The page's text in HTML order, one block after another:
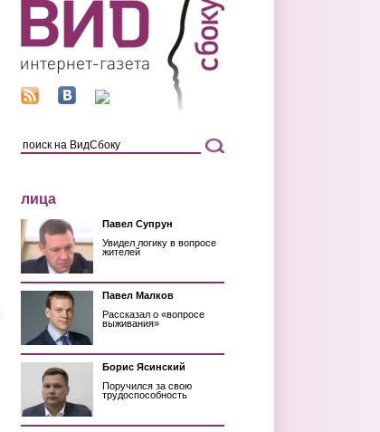
лица
Павел Супрун
Увидел логику в вопросе
жителей
Павел Малков
Рассказал о «вопросе
выживания»
Борис Ясинский
Поручился за свою
трудоспособность